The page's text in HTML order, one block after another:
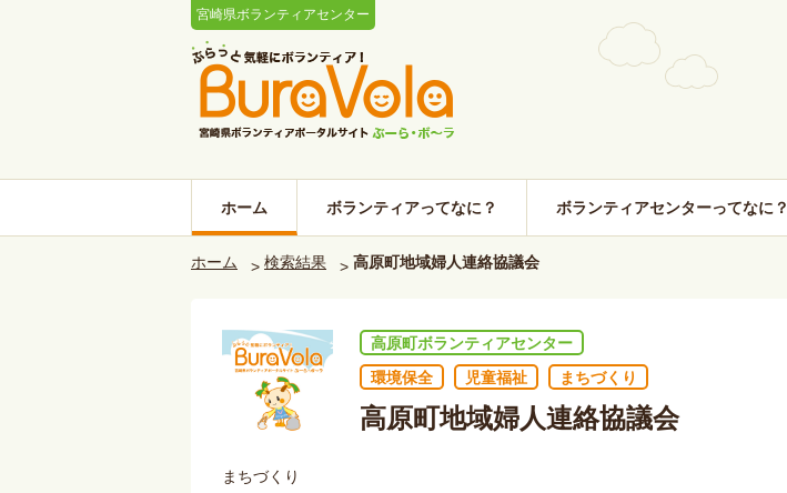
宮崎県ボランティアセンター
ホーム ボランティアってなに？ ボランティアセンターってなに？
ホーム 検索結果 高原町地域婦人連絡協議会
高原町ボランティアセンター
環境保全
児童福祉 まちづくり
高原町地域婦人連絡協議会
まちづくり